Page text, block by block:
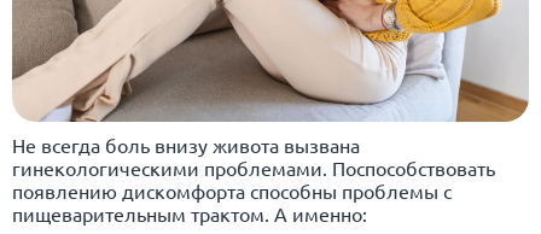
Не всегда боль внизу живота вызвана
гинекологическими проблемами. Поспособствовать
появлению дискомфорта способны проблемы с
пищеварительным трактом. А именно: